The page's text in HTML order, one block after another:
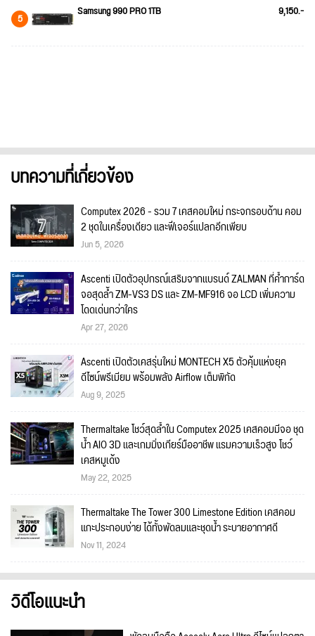
5 Samsung 990 PRO 1TB 9,150.-
บทความที่เกี่ยวข้อง
Computex 2026 - รวม 7 เคสคอมใหม่ กระจกรอบด้าน คอม
2 ชุดในเครื่องเดียว และฟีเจอร์แปลกอีกเพียบ
Jun 5, 2026
Ascenti เปิดตัวอุปกรณ์เสริมจากแบรนด์ ZALMAN ที่ค้ำการ์ด
จอสุดล้ำ ZM-VS3 DS และ ZM-MF916 จอ LCD เพิ่มความ
โดดเด่นกว่าใคร
Apr 27, 2026
Ascenti เปิดตัวเคสรุ่นใหม่ MONTECH X5 ตัวคุ้มแห่งยุค
ดีไซน์พรีเมียม พร้อมพลัง Airflow เต็มพิกัด
Aug 9, 2025
Thermaltake โชว์สุดล้ำใน Computex 2025 เคสคอมมีจอ ชุด
น้ำ AIO 3D และเกมมิ่งเกียร์มืออาชีพ แรมความเร็วสูง โชว์
เคสหมูเด้ง
May 22, 2025
Thermaltake The Tower 300 Limestone Edition เคสคอม
แกะประกอบง่าย ได้ทั้งพัดลมและชุดน้ำ ระบายอากาศดี
Nov 11, 2024
วิดีโอแนะนำ